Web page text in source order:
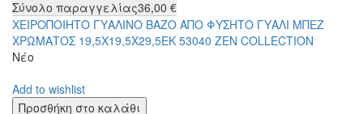
Σύνολο παραγγελίας36,00 €
ΧΕΙΡΟΠΟΙΗΤΟ ΓΥΑΛΙΝΟ ΒΑΖΟ ΑΠΟ ΦΥΣΗΤΟ ΓΥΑΛΙ ΜΠΕΖ
ΧΡΩΜΑΤΟΣ 19,5Χ19,5Χ29,5ΕΚ 53040 ZEN COLLECTION
Νέο
Add to wishlist